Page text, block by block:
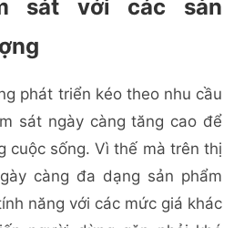
sát với các sản
phát triển kéo theo nhu cầu
sát ngày càng tăng cao để
cuộc sống. Vì thế mà trên thị
càng đa dạng sản phẩm
năng với các mức giá khác